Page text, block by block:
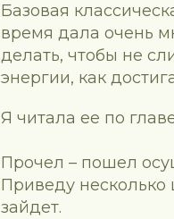
Базовая
время дала очень
делать, чтобы не
энергии, как
Я читала ее по
Прочел – пошел
Приведу несколько
зайдет.